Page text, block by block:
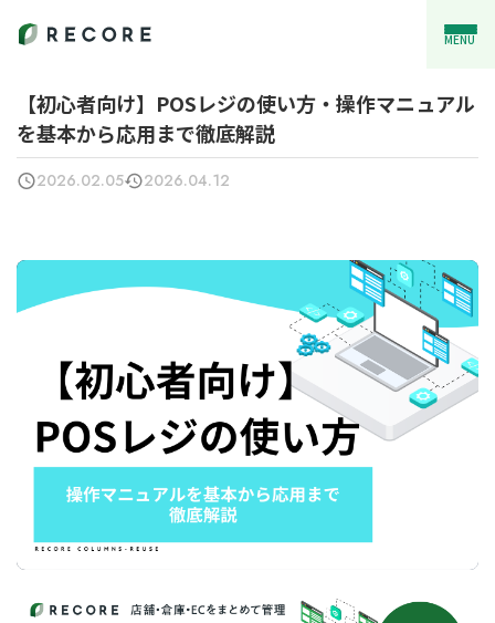
MENU
【初心者向け】POSレジの使い方・操作マニュアル
を基本から応用まで徹底解説
2026.02.05 2026.04.12